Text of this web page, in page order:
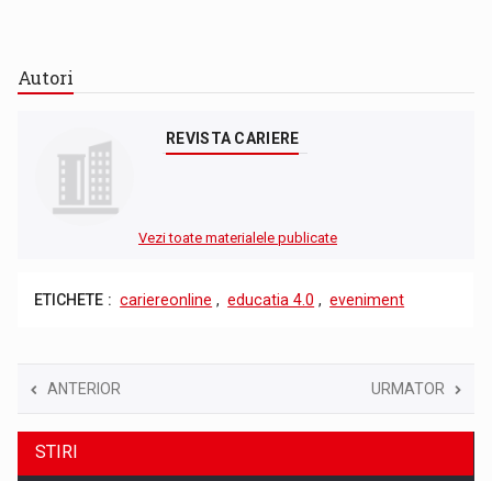
Autori
REVISTA CARIERE
Vezi toate materialele publicate
ETICHETE : cariereonline , educatia 4.0 , eveniment
ANTERIOR URMATOR
STIRI